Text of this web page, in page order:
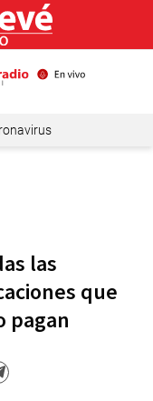
las
que
pagan